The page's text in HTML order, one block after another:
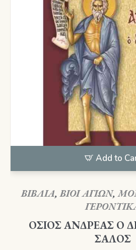
Add to
ΒΙΒΛΙΑ,ΒΙΟΙ ΑΓΙΩΝ,
ΟΣΙΟΣ ΑΝΔΡΕΑΣ Ο
ΣΑΛΟΣ